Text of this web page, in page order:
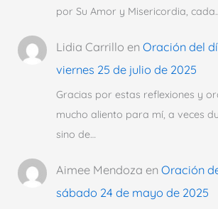
por Su Amor y Misericordia,
Lidia Carrillo en Oración del
viernes 25 de julio de 2025
Gracias por estas reflexiones y
mucho aliento para mí, a veces
sino de…
Aimee Mendoza en Oración
sábado 24 de mayo de 2025